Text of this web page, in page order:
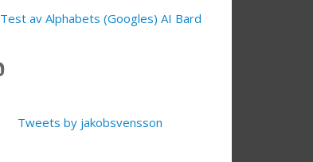
Test av Alphabets (Googles) AI Bard
Tweets by jakobsvensson